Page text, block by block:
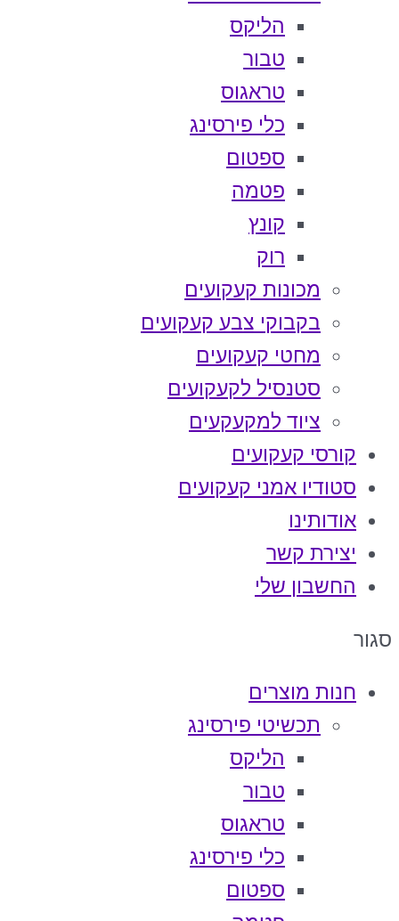
הליקס
טבור
טראגוס
כלי פירסינג
ספטום
פטמה
קונץ
רוק
מכונות קעקועים
בקבוקי צבע קעקועים
מחטי קעקועים
סטנסיל לקעקועים
ציוד למקעקעים
קורסי קעקועים
סטודיו אמני קעקועים
אודותינו
יצירת קשר
החשבון שלי
סגור
חנות מוצרים
תכשיטי פירסינג
הליקס
טבור
טראגוס
כלי פירסינג
ספטום